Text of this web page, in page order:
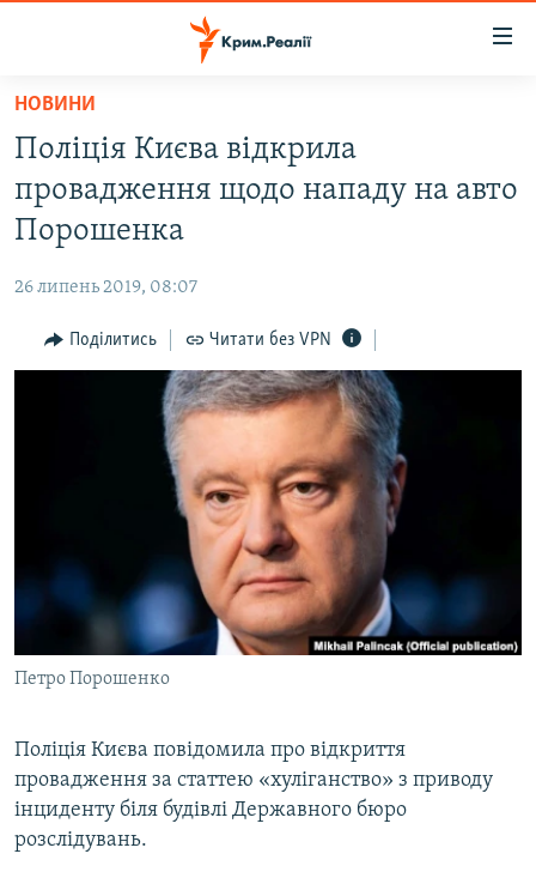
Перейти
основного
матеріалу
Перейти
до
основної
Перейти
до
ВОДА.КРИМ
ВІДЕО ТА ФОТО
БЛОГИ
ПОГЛЯД
ВІДЕОУРОКИ «ELIFBE»
СВІДЧЕННЯ ОКУПАЦІЇ
УКРАЇНСЬКА ПРОБЛЕМА КРИМУ
ІНФОГРАФІКА
ЯК ОБІЙТИ БЛОКУВАННЯ
Русский
Qırımtatar
ДОЛУЧАЙСЯ!
Усі сайти RFE/RL
НОВИНИ
Поліція Києва відкрила
провадження щодо нападу на авто
Порошенка
26 липень 2019, 08:07
Поділитись Читати без VPN
Петро Порошенко
Поліція Києва повідомила про відкриття
провадження за статтею «хуліганство» з приводу
інциденту біля будівлі Державного бюро
розслідувань.